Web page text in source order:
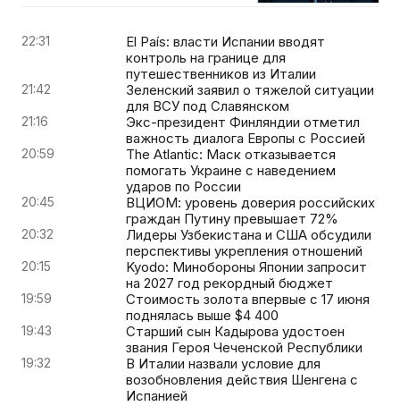
22:31
El País: власти Испании вводят
контроль на границе для
путешественников из Италии
21:42
Зеленский заявил о тяжелой ситуации
для ВСУ под Славянском
21:16
Экс-президент Финляндии отметил
важность диалога Европы с Россией
20:59
The Atlantic: Маск отказывается
помогать Украине с наведением
ударов по России
20:45
ВЦИОМ: уровень доверия российских
граждан Путину превышает 72%
20:32
Лидеры Узбекистана и США обсудили
перспективы укрепления отношений
20:15
Kyodo: Минобороны Японии запросит
на 2027 год рекордный бюджет
19:59
Стоимость золота впервые с 17 июня
поднялась выше $4 400
19:43
Старший сын Кадырова удостоен
звания Героя Чеченской Республики
19:32
В Италии назвали условие для
возобновления действия Шенгена с
Испанией